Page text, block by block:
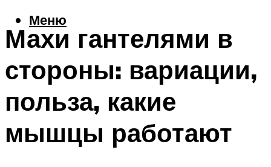
Меню
Махи гантелями в
стороны: вариации,
польза, какие
мышцы работают